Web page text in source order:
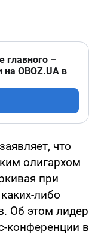
главного –
OBOZ.UA в
что
олигархом
при
либо
Об этом лидер
конференции в